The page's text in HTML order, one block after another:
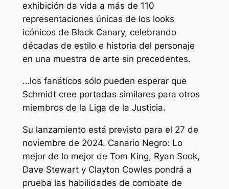
exhibición da vida a más de 110
representaciones únicas de los looks
icónicos de Black Canary, celebrando
décadas de estilo e historia del personaje
en una muestra de arte sin precedentes.
…los fanáticos sólo pueden esperar que
Schmidt cree portadas similares para otros
miembros de la Liga de la Justicia.
Su lanzamiento está previsto para el 27 de
noviembre de 2024. Canario Negro: Lo
mejor de lo mejorde Tom King, Ryan Sook,
Dave Stewart y Clayton Cowles pondrá a
prueba las habilidades de combate de